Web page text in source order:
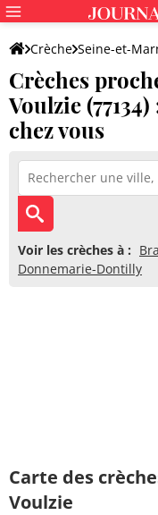
Crèche Seine-et-
Crèches
Voulzie
chez vous
Voir les crèches à :
Donnemarie-Dontilly
Carte des
Voulzie